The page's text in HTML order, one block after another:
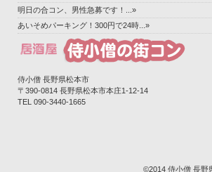
明日の合コン、男性急募です！...»
あいそめパーキング！300円で24時...»
侍小僧 長野県松本市
〒390-0814 長野県松本市本庄1-12-14‎
TEL 090-3440-1665
©2014 侍小僧 長野